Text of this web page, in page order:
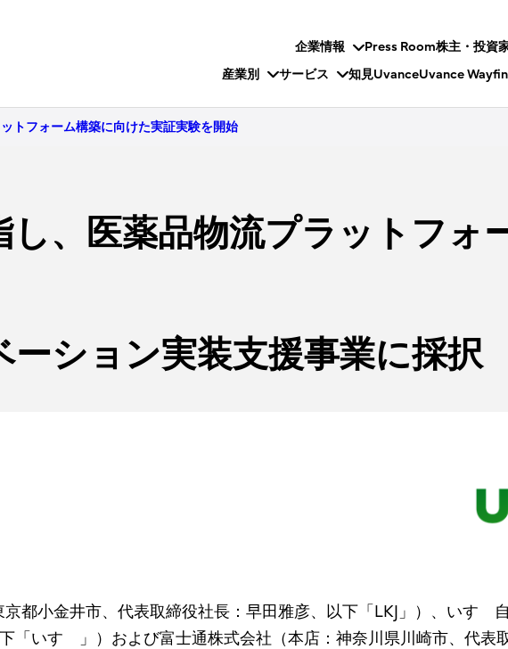
企業情報 Press Room株主・投資
産業別
サービス 知見UvanceUvance
トフォーム構築に向けた実証実験を開始
し、医薬品物流プラットフォ
ーション実装支援事業に採択
都小金井市、代表取締役社長：早田雅彦、以下「LKJ」）、いすゞ
「いすゞ」）および富士通株式会社（本店：神奈川県川崎市、代表